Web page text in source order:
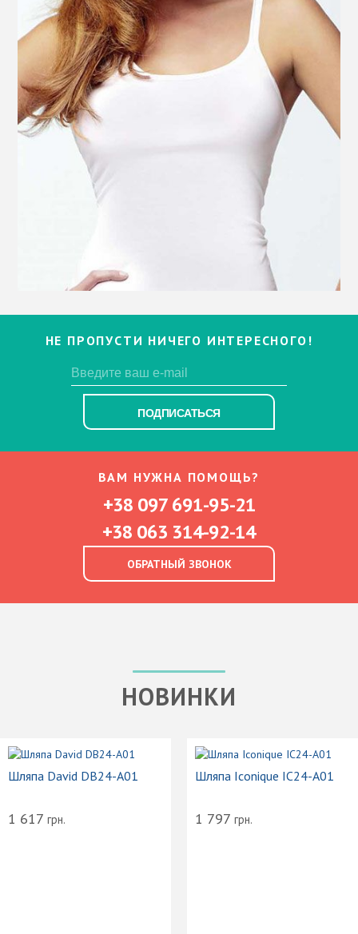
НЕ ПРОПУСТИ НИЧЕГО ИНТЕРЕСНОГО!
ПОДПИСАТЬСЯ
ВАМ НУЖНА ПОМОЩЬ?
+38 097 691-95-21
+38 063 314-92-14
ОБРАТНЫЙ ЗВОНОК
НОВИНКИ
Шляпа David DB24-A01
1 617 грн.
Шляпа Iconique IC24-A01
1 797 грн.